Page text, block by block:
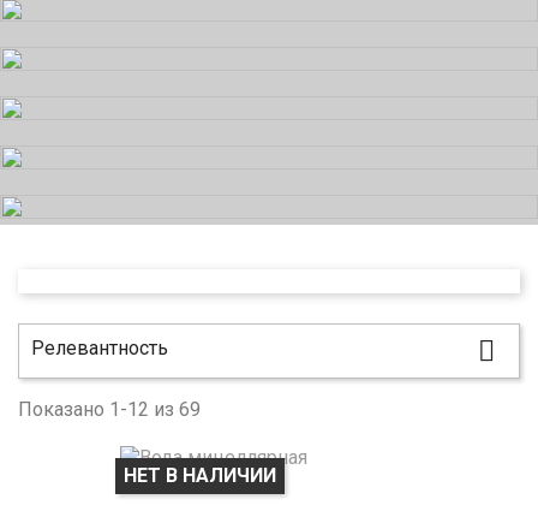
Релевантность 
Показано 1-12 из 69
НЕТ В НАЛИЧИИ